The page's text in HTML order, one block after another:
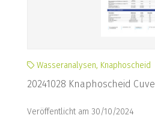
Wasseranalysen, Knaphoscheid
20241028 Knaphoscheid Cuve
Veröffentlicht am 30/10/2024